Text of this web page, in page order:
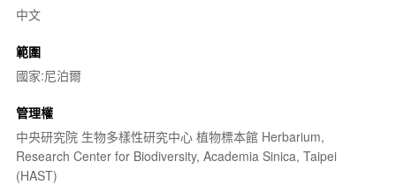
中文
範圍
國家:尼泊爾
管理權
中央研究院 生物多樣性研究中心 植物標本館 Herbarium,
Research Center for Biodiversity, Academia Sinica, Taipei
(HAST)